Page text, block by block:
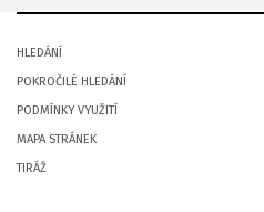
HLEDÁNÍ
POKROČILÉ HLEDÁNÍ
PODMÍNKY VYUŽITÍ
MAPA STRÁNEK
TIRÁŽ